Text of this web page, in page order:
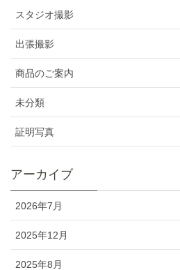
スタジオ撮影
出張撮影
商品のご案内
未分類
証明写真
アーカイブ
2026年7月
2025年12月
2025年8月